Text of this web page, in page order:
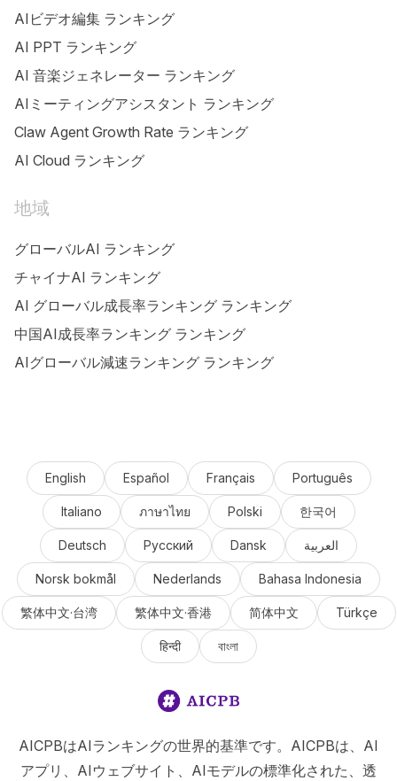
AIビデオ編集 ランキング
AI PPT ランキング
AI 音楽ジェネレーター ランキング
AIミーティングアシスタント ランキング
Claw Agent Growth Rate ランキング
AI Cloud ランキング
地域
グローバルAI ランキング
チャイナAI ランキング
AI グローバル成長率ランキング ランキング
中国AI成長率ランキング ランキング
AIグローバル減速ランキング ランキング
English Español Français Português
Italiano ภาษาไทย Polski 한국어
Deutsch Русский Dansk العربية
Norsk bokmål Nederlands Bahasa Indonesia
繁体中文·台湾 繁体中文·香港 简体中文 Türkçe
हिन्दी বাংলা
AICPBはAIランキングの世界的基準です。AICPBは、AI
アプリ、AIウェブサイト、AIモデルの標準化された、透